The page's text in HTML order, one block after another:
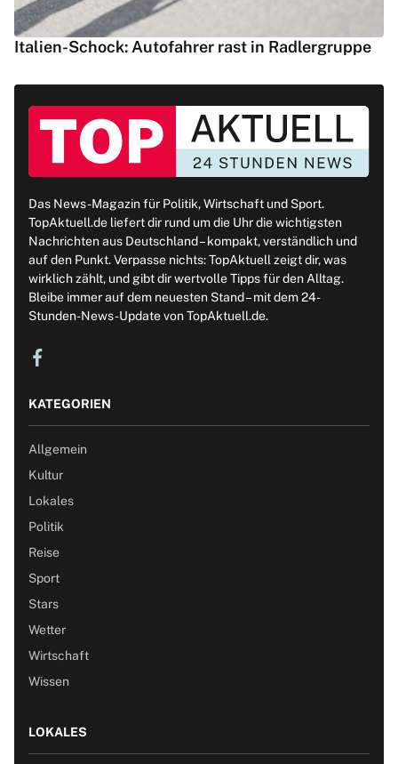
Italien-Schock: Autofahrer rast in Radlergruppe
Das News-Magazin für Politik, Wirtschaft und Sport.
TopAktuell.de liefert dir rund um die Uhr die wichtigsten
Nachrichten aus Deutschland – kompakt, verständlich und
auf den Punkt. Verpasse nichts: TopAktuell zeigt dir, was
wirklich zählt, und gibt dir wertvolle Tipps für den Alltag.
Bleibe immer auf dem neuesten Stand – mit dem 24-
Stunden-News-Update von TopAktuell.de.
KATEGORIEN
Allgemein
Kultur
Lokales
Politik
Reise
Sport
Stars
Wetter
Wirtschaft
Wissen
LOKALES